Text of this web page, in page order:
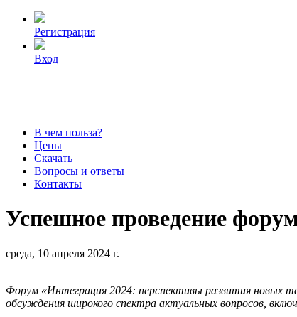
Регистрация
Вход
В чем польза?
Цены
Скачать
Вопросы и ответы
Контакты
Успешное проведение
среда, 10 апреля 2024 г.
Форум «Интеграция 2024: перспективы развития новых
обсуждения широкого спектра актуальных вопросов,